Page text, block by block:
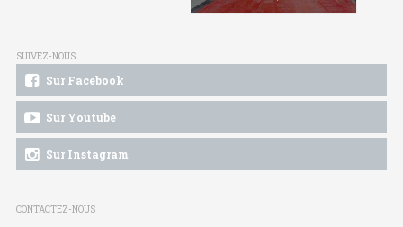
SUIVEZ-NOUS
Sur Facebook
Sur Youtube
Sur Instagram
CONTACTEZ-NOUS